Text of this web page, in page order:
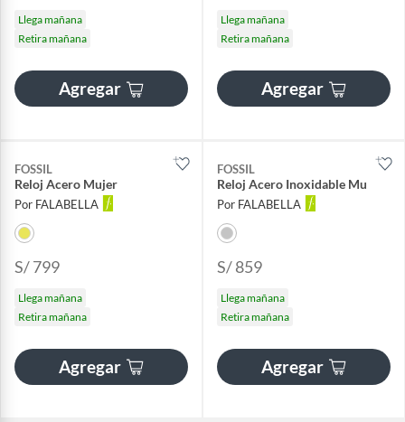
Llega mañana
Retira mañana
Agregar
Llega mañana
Retira mañana
Agregar
FOSSIL
Reloj Acero Mujer
Por FALABELLA
S/ 799
Llega mañana
Retira mañana
Agregar
FOSSIL
Reloj Acero Inoxidable Mu
Por FALABELLA
S/ 859
Llega mañana
Retira mañana
Agregar